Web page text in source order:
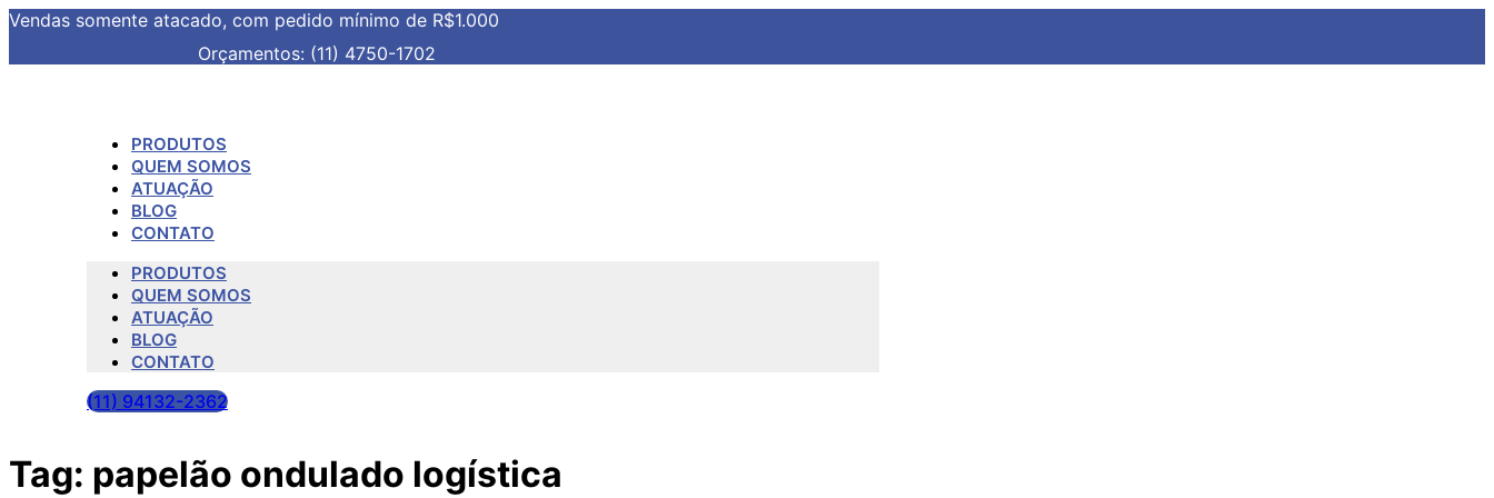
Vendas somente atacado, com pedido mínimo de R$1.000
Orçamentos: (11) 4750-1702
PRODUTOS
QUEM SOMOS
ATUAÇÃO
BLOG
CONTATO
PRODUTOS
QUEM SOMOS
ATUAÇÃO
BLOG
CONTATO
(11) 94132-2362
Tag: papelão ondulado logística